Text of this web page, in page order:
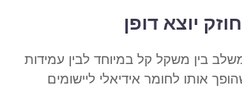
יוצא דופן
בין משקל קל במיוחד לבין עמידות
אותו לחומר אידיאלי ליישומים